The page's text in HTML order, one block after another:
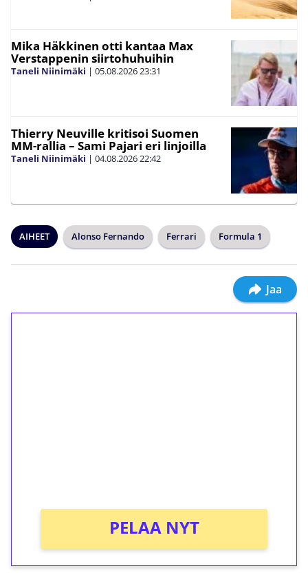
Mika Häkkinen otti kantaa Max
Verstappenin siirtohuhuihin
Taneli Niinimäki | 05.08.202623:31
Thierry Neuville kritisoi Suomen
MM-rallia – Sami Pajari eri linjoilla
Taneli Niinimäki | 04.08.202622:42
AIHEET Alonso Fernando Ferrari Formula 1
Jaa
PELAA NYT